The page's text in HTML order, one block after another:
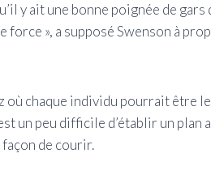
y ait une bonne poignée de gars
», a supposé Swenson à
où chaque individu pourrait être
un peu difficile d’établir un plan
de courir.